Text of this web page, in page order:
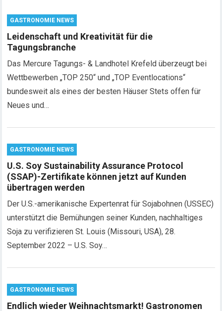
GASTRONOMIE NEWS
Leidenschaft und Kreativität für die
Tagungsbranche
Das Mercure Tagungs- & Landhotel Krefeld überzeugt bei
Wettbewerben „TOP 250“ und „TOP Eventlocations“
bundesweit als eines der besten Häuser Stets offen für
Neues und…
GASTRONOMIE NEWS
U.S. Soy Sustainability Assurance Protocol
(SSAP)-Zertifikate können jetzt auf Kunden
übertragen werden
Der U.S.-amerikanische Expertenrat für Sojabohnen (USSEC)
unterstützt die Bemühungen seiner Kunden, nachhaltiges
Soja zu verifizieren St. Louis (Missouri, USA), 28.
September 2022 – U.S. Soy…
GASTRONOMIE NEWS
Endlich wieder Weihnachtsmarkt! Gastronomen